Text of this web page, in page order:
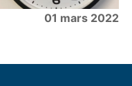
01 mars 2022